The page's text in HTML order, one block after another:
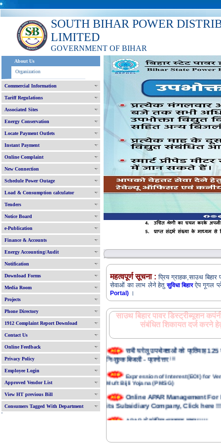
SOUTH BIHAR POWER
LIMITED
GOVERNMENT OF BIHAR
About Us
Organization
Commercial Information
Tariff Regulations
Associated Sites
Energy Conservation
Locate Payment Outlets
Instant Payment
Online Complaint
New Connection
Schedule Power Outage
Load & Consumption calculator
Tenders
Notice Board
e-Publication
Finance & Accounts
Energy Accounting/Audit
Notification
Download Forms
Media Room
Projects
Phone Directory
1912 Complaint Report Download
Contact Us
Online Feedback
Privacy Policy
Employee Login
Approved Vendor List
View HT previous Bill
Consumers Tagged With Department
'
महत्वपूर्ण सूचना :प्रिय ग्राहक,साउथ
सेवाओं का लाभ लेने हेतुसुविधा बिहारऐप गूगल
Portal) ।
साउथ बिहार पावर डिस्ट्रीब्यूशन
संबंधित शिकायत दर्ज करने
सभी घरेलू उपभोक्ताओं को प्रतिमाह 125
निःशुल्क बिजली - प्रश्नोत्तर!!!!
Expression of Interest(EOI) for
Muft Bijli Yojana (PMSG)
Online APAR Management
its Subsidiary Company, Click here
APAR से संबंधित आवश्यक सूचना !!!!